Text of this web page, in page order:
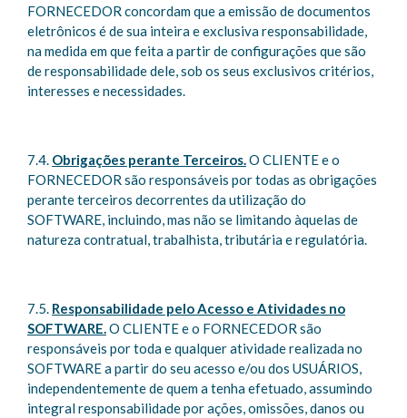
FORNECEDOR concordam que a emissão de documentos
eletrônicos é de sua inteira e exclusiva responsabilidade,
na medida em que feita a partir de configurações que são
de responsabilidade dele, sob os seus exclusivos critérios,
interesses e necessidades.
7.4. Obrigações perante Terceiros.O CLIENTE e o
FORNECEDOR são responsáveis por todas as obrigações
perante terceiros decorrentes da utilização do
SOFTWARE, incluindo, mas não se limitando àquelas de
natureza contratual, trabalhista, tributária e regulatória.
7.5. Responsabilidade pelo Acesso e Atividades no
SOFTWARE.O CLIENTE e o FORNECEDOR são
responsáveis por toda e qualquer atividade realizada no
SOFTWARE a partir do seu acesso e/ou dos USUÁRIOS,
independentemente de quem a tenha efetuado, assumindo
integral responsabilidade por ações, omissões, danos ou